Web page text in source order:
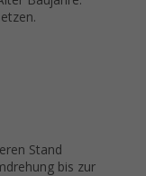
Stand
bis zur